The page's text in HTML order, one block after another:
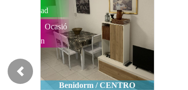
Benidorm / CENTRO
ad
Ocasió
n
Previous